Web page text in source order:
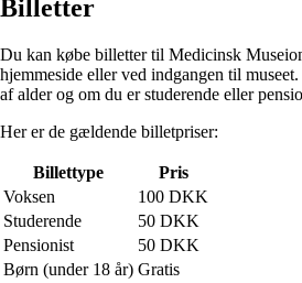
Billetter
Du kan købe billetter til Medicinsk
hjemmeside eller ved indgangen til
af alder og om du er studerende eller
Her er de gældende billetpriser:
Billettype
Pris
Voksen
100 DKK
Studerende
50 DKK
Pensionist
50 DKK
Børn (under 18 år) Gratis